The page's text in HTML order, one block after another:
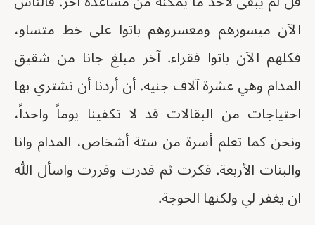
الآن ميسورهم ومعسروهم باتوا على خط متساو،
فكلهم الآن باتوا فقراء. آخر مبلغ جانا من شقيق
المدام وهي عشرة آلاف جنيه. أن أردنا أن نشتري بها
احتياجات من البقالات قد لا تكفينا يوماً واحداً،
ونحن كما تعلم أسرة من ستة أشخاص، المدام وانا
والبنات الأربعة. فكرت ثم قدرت وقررت واسأل الله
ان يغفر لي ولكنها الحوجة.